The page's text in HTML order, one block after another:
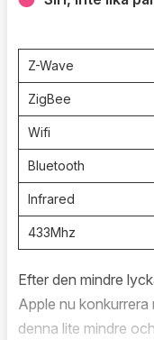
Z-Wave
ZigBee
Wifi
Bluetooth
Infrared
433Mhz
Efter den mindre
Apple nu
denna lite mindre